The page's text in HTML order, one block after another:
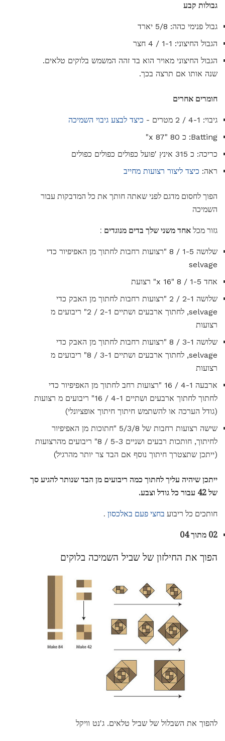
גבולות קבע
גבול פנימי כהה: 5/8 יארד
הגבול החיצוני: 1-1 / 4 חצר
הגבול החיצוני מאויר הוא בד זהה המשמש בלוקים טלאים.
שנה אותו אם תרצה בכך.
חומרים אחרים
גיבוי: 4-1 / 2 מטרים -
כיצד לבצע גיבוי השמיכה
Batting: כ 80 "x 87"
כריכה: כ 315 אינץ 'פועל כפולים כפולים כפולים
ראה: כיצד ליצור רצועות מחייב
הפוך לחסום מדגם לפני שאתה חותך את כל המדבקות עבור
השמיכה
גזור מכל אחד משני שלך בדים מנוגדים :
שלושה 1-5 / 8 "רצועות רחבות לחתוך מן האפיפיור כדי
selvage
אחד 1-5 / 8 "x 16" רצועת
שלושה 2-1 / 2 "רצועות רחבות לחתוך מן האבק כדי
selvage, לחתוך ארבעים ושתיים 2-1 / 2" ריבועים מ
רצועות
שלושה 3-1 / 8 "רצועות רחבות לחתוך מן האבק כדי
selvage, לחתוך ארבעים ושתיים 3-1 / 8" ריבועים מ
רצועות
ארבעה 4-1 / 16 "רצועות רחב לחתוך מן האפיפיור כדי
לחתוך לחתוך ארבעים ושתיים 4-1 / 16" ריבועים מ רצועות
(גודל הערכה או להשתמש חיתוך חיתוך אופציונלי)
שישה רצועות רחבות של 5/3/8 "חתוכות מן האפיפיור
לחיתוך, חותכות רבעים ושניים 5-3 / 8" ריבועים מהרצועות
(ייתכן שתצטרך חיתוך נוסף אם הבד צר יותר מהרגיל)
ייתכן שיהיה עליך לחתוך כמה ריבועים מן הבד שנותר להגיע סך
של 42 עבור כל גודל וצבע.
חותכים כל ריבוע בחצי פעם באלכסון .
02 מתוך 04
הפוך את החילזון של שביל השמיכה בלוקים
להפוך את השבלול של שביל טלאים. ג'נט וויקל